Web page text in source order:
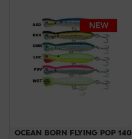
OCEAN BORN FLYING POP 140